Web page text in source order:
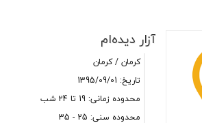
آزار دیده‌ام
کرمان / کرمان
تاریخ: 1395/09/01
محدوده زمانی: 19 تا 24 شب
محدوده سنی: 25 - 35